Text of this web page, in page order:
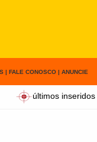
| FALE CONOSCO| ANUNCIE
últimos inseridos